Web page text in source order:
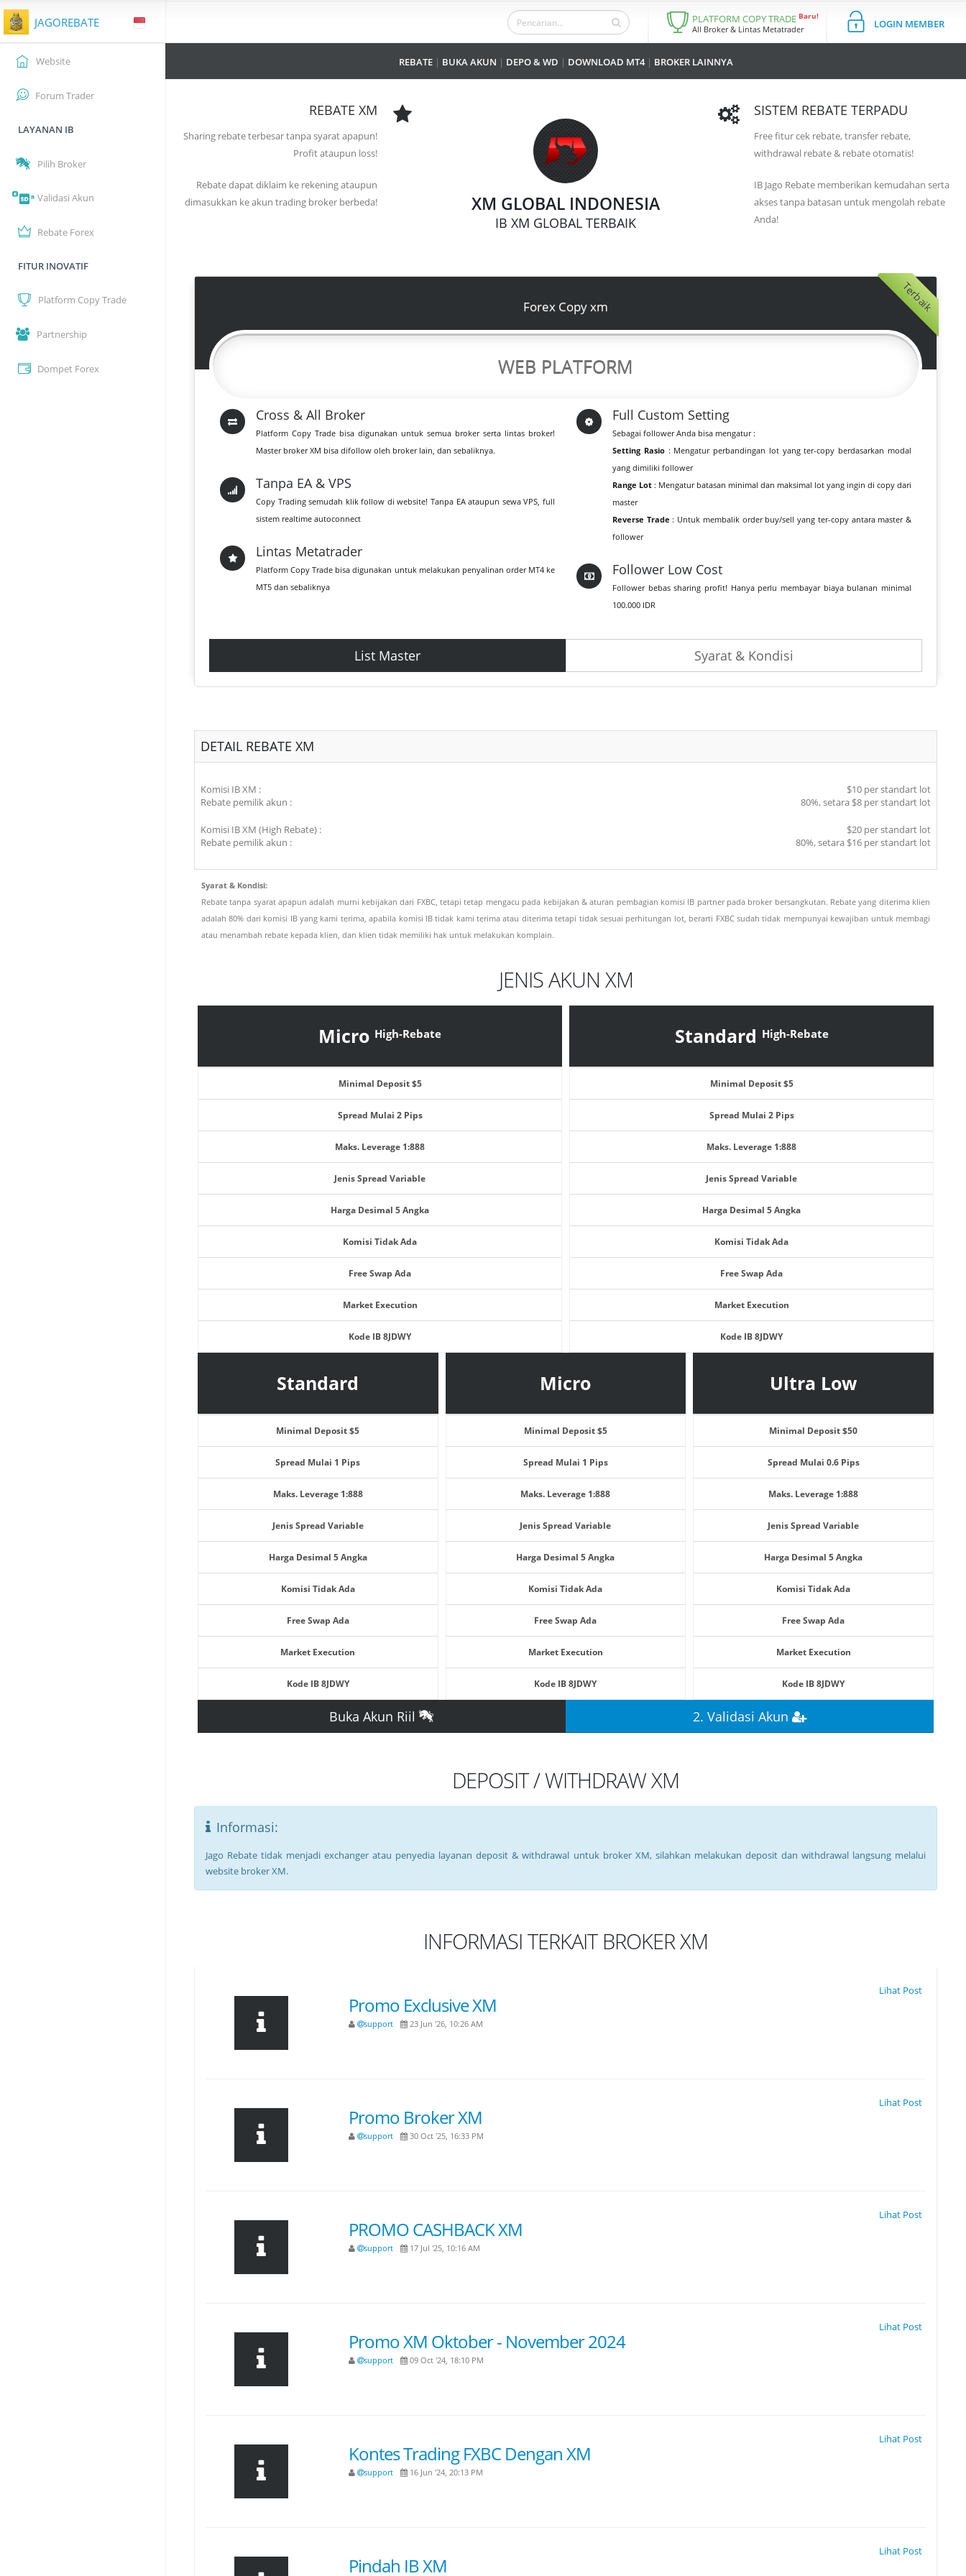
PLATFORM COPY TRADE Baru!
All Broker & Lintas Metatrader LOGIN MEMBER
JAGOREBATE
Website
Forum Trader
LAYANAN IB
Pilih Broker
Validasi Akun
Rebate Forex
FITUR INOVATIF
Platform Copy Trade
Partnership
Dompet Forex
REBATE| BUKA AKUN | DEPO & WD | DOWNLOAD MT4| BROKER LAINNYA
REBATE XM
Sharing rebate terbesar tanpa syarat apapun!
Profit ataupun loss!
Rebate dapat diklaim ke rekening ataupun
dimasukkan ke akun trading broker berbeda!
XM GLOBAL INDONESIA
IB XM GLOBAL TERBAIK
SISTEM REBATE TERPADU
Free fitur cek rebate, transfer rebate,
withdrawal rebate & rebate otomatis!
IB Jago Rebate memberikan kemudahan serta
akses tanpa batasan untuk mengolah rebate
Anda!
Terbaik
Forex Copy xm
WEB PLATFORM
Cross & All Broker
Platform Copy Trade bisa digunakan untuk semua broker serta lintas broker!
Master broker XM bisa difollow oleh broker lain, dan sebaliknya.
Tanpa EA & VPS
Copy Trading semudah klik follow di website! Tanpa EA ataupun sewa VPS, full
sistem realtime autoconnect
Lintas Metatrader
Platform Copy Trade bisa digunakan untuk melakukan penyalinan order MT4 ke
MT5 dan sebaliknya
Full Custom Setting
Sebagai follower Anda bisa mengatur :
Setting Rasio: Mengatur perbandingan lot yang ter-copy berdasarkan modal
yang dimiliki follower
Range Lot : Mengatur batasan minimal dan maksimal lot yang ingin di copy dari
master
Reverse Trade : Untuk membalik order buy/sell yang ter-copy antara master &
follower
Follower Low Cost
Follower bebas sharing profit! Hanya perlu membayar biaya bulanan minimal
100.000 IDR
List Master Syarat & Kondisi
DETAIL REBATE XM
Komisi IB XM :
$10 per standart lot
Rebate pemilik akun :
80%, setara $8 per standart lot
Komisi IB XM (High Rebate) :
$20 per standart lot
Rebate pemilik akun :
80%, setara $16 per standart lot
Syarat & Kondisi:
Rebate tanpa syarat apapun adalah murni kebijakan dari FXBC, tetapi tetap mengacu pada kebijakan & aturan pembagian komisi IB partner pada broker bersangkutan. Rebate yang diterima klien
adalah 80% dari komisi IB yang kami terima, apabila komisi IB tidak kami terima atau diterima tetapi tidak sesuai perhitungan lot, berarti FXBC sudah tidak mempunyai kewajiban untuk membagi
atau menambah rebate kepada klien, dan klien tidak memiliki hak untuk melakukan komplain.
JENIS AKUN XM
Micro High-Rebate
Minimal Deposit $5
Spread Mulai 2 Pips
Maks. Leverage 1:888
Jenis Spread Variable
Harga Desimal 5 Angka
Komisi Tidak Ada
Free Swap Ada
Market Execution
Kode IB 8JDWY
Standard High-Rebate
Minimal Deposit $5
Spread Mulai 2 Pips
Maks. Leverage 1:888
Jenis Spread Variable
Harga Desimal 5 Angka
Komisi Tidak Ada
Free Swap Ada
Market Execution
Kode IB 8JDWY
Standard
Minimal Deposit $5
Spread Mulai 1 Pips
Maks. Leverage 1:888
Jenis Spread Variable
Harga Desimal 5 Angka
Komisi Tidak Ada
Free Swap Ada
Market Execution
Kode IB 8JDWY
Micro
Minimal Deposit $5
Spread Mulai 1 Pips
Maks. Leverage 1:888
Jenis Spread Variable
Harga Desimal 5 Angka
Komisi Tidak Ada
Free Swap Ada
Market Execution
Kode IB 8JDWY
Ultra Low
Minimal Deposit $50
Spread Mulai 0.6 Pips
Maks. Leverage 1:888
Jenis Spread Variable
Harga Desimal 5 Angka
Komisi Tidak Ada
Free Swap Ada
Market Execution
Kode IB 8JDWY
Buka Akun Riil 2. Validasi Akun
DEPOSIT / WITHDRAW XM
Informasi:
Jago Rebate tidak menjadi exchanger atau penyedia layanan deposit & withdrawal untuk broker XM, silahkan melakukan deposit dan withdrawal langsung melalui
website broker XM.
INFORMASI TERKAIT BROKER XM
Lihat Post
Promo Exclusive XM
support 23 Jun '26, 10:26 AM
Lihat Post
Promo Broker XM
support 30 Oct '25, 16:33 PM
Lihat Post
PROMO CASHBACK XM
support 17 Jul '25, 10:16 AM
Lihat Post
Promo XM Oktober - November 2024
support 09 Oct '24, 18:10 PM
Lihat Post
Kontes Trading FXBC Dengan XM
support 16 Jun '24, 20:13 PM
Lihat Post
Pindah IB XM